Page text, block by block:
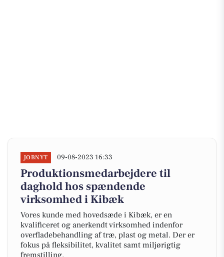
JOBNYT 09-08-2023 16:33
Produktionsmedarbejdere til
daghold hos spændende
virksomhed i Kibæk
Vores kunde med hovedsæde i Kibæk, er en
kvalificeret og anerkendt virksomhed indenfor
overfladebehandling af træ, plast og metal. Der er
fokus på fleksibilitet, kvalitet samt miljørigtig
fremstilling.